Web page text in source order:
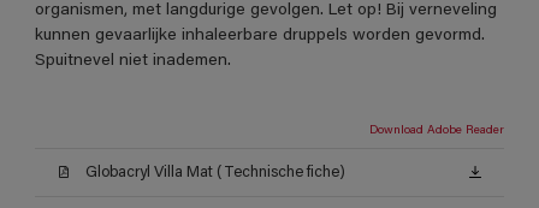
organismen, met langdurige gevolgen. Let op! Bij verneveling
kunnen gevaarlijke inhaleerbare druppels worden gevormd.
Spuitnevel niet inademen.
Download Adobe Reader
Globacryl Villa Mat (Technische fiche)